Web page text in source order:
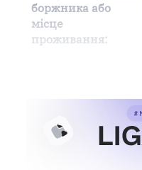
боржника або
місце
проживання: